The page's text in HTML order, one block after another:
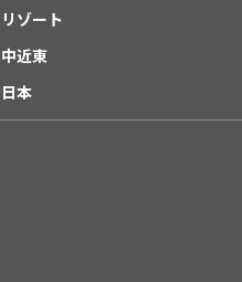
リゾート
中近東
日本